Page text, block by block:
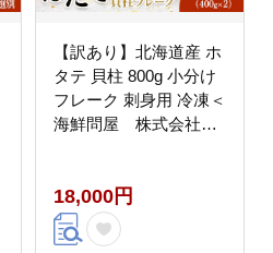
【訳あり】北海道産 ホ
タテ 貝柱 800g 小分け
フレーク 刺身用 冷凍＜
海鮮問屋 株式会社
類 おつまみ 海鮮丼 魚
介類 貝柱 ふるさと納税
北海道 訳あり mr1-
18,000円